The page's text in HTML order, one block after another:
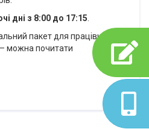
дні з 8:00 до 17:15
пакет для працівників
можна почитати